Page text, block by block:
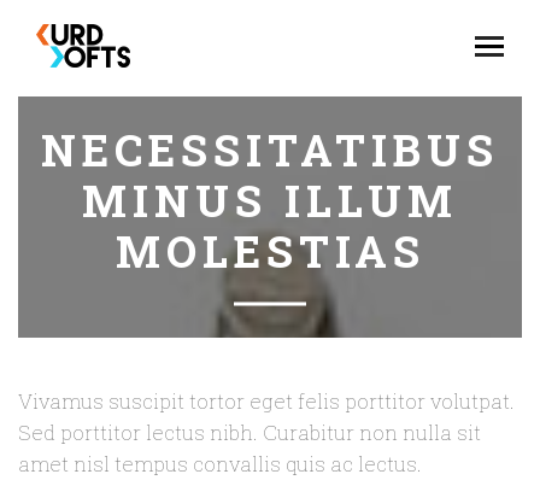
NECESSITATIBUS
MINUS ILLUM
MOLESTIAS
Vivamus suscipit tortor eget felis porttitor volutpat.
Sed porttitor lectus nibh. Curabitur non nulla sit
amet nisl tempus convallis quis ac lectus.